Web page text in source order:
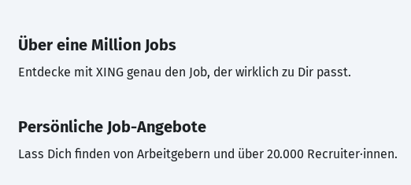
Über eine Million Jobs
Entdecke mit XING genau den Job, der wirklich zu Dir passt.
Persönliche Job-Angebote
Lass Dich finden von Arbeitgebern und über 20.000 Recruiter·innen.